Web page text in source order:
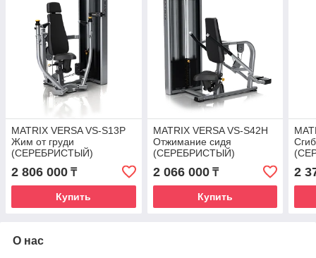
MATRIX VERSA VS-S13P
Жим от груди
(СЕРЕБРИСТЫЙ)
2 806 000 ₸
Купить
MATRIX VERSA VS-S42H
Отжимание сидя
(СЕРЕБРИСТЫЙ)
2 066 000₸
Купить
2
О нас